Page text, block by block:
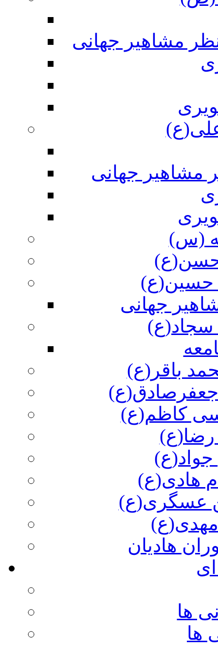
مشاهیر جهانی
مشاهیر جهانی
(س)
حسن(ع)
حسین(ع)
جهانی
سجاد(ع)
باقر(ع)
جعفرصادق(ع)
کاظم(ع)
هادی(ع)
عسگری(ع)
هادیان
ها
ها